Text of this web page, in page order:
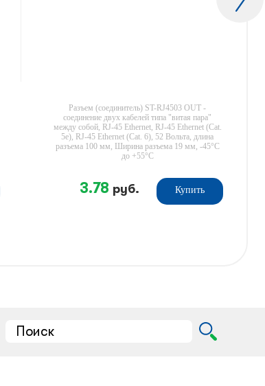
Разъем (соединитель) ST-RJ4503 OUT -
соединение двух кабелей типа "витая пара"
между собой, RJ-45 Ethernet, RJ-45 Ethernet (Cat.
5e), RJ-45 Ethernet (Cat. 6), 52 Вольта, длина
разъема 100 мм, Ширина разъема 19 мм, -45°C
до +55°C
3.78 руб. Купить